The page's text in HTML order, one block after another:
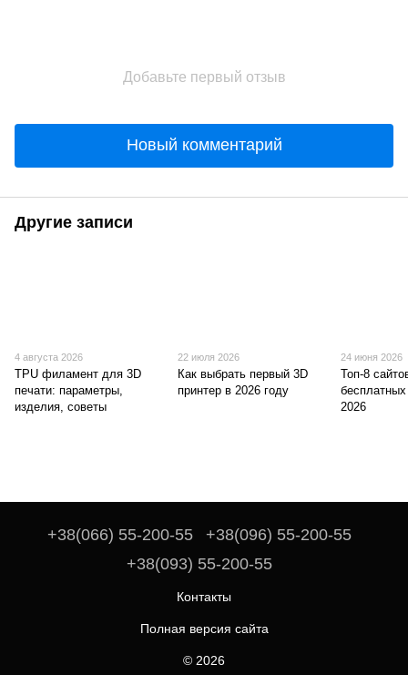
Добавьте первый отзыв
Новый комментарий
Другие записи
4 августа 2026
TPU филамент для 3D
печати: параметры,
изделия, советы
22 июля 2026
Как выбрать первый 3D
принтер в 2026 году
24 июня 2026
Топ-8
2026
+38(066) 55-200-55
+38(096) 55-200-55
+38(093) 55-200-55
Контакты
Полная версия сайта
© 2026